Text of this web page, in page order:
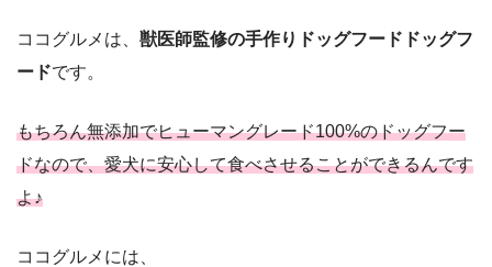
ココグルメは、 獣医師監修の手作りドッグフードドッグフ
ードです。
もちろん無添加でヒューマングレード100%のドッグフー
ドなので、愛犬に安心して食べさせることができるんです
よ♪
ココグルメには、